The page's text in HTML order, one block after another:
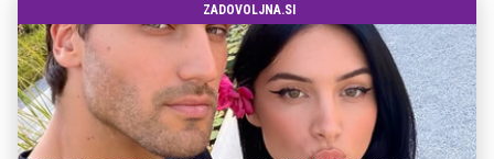
ZADOVOLJNA.SI